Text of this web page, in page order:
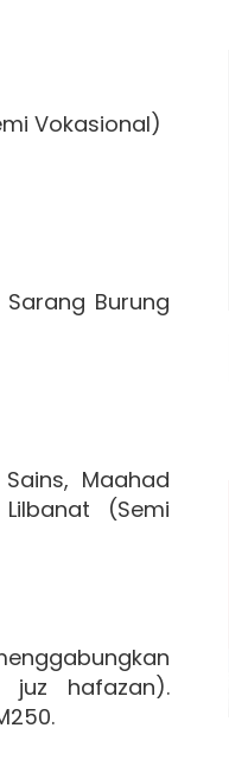
Vokasional)
Burung
Maahad
(Semi
juz hafazan).